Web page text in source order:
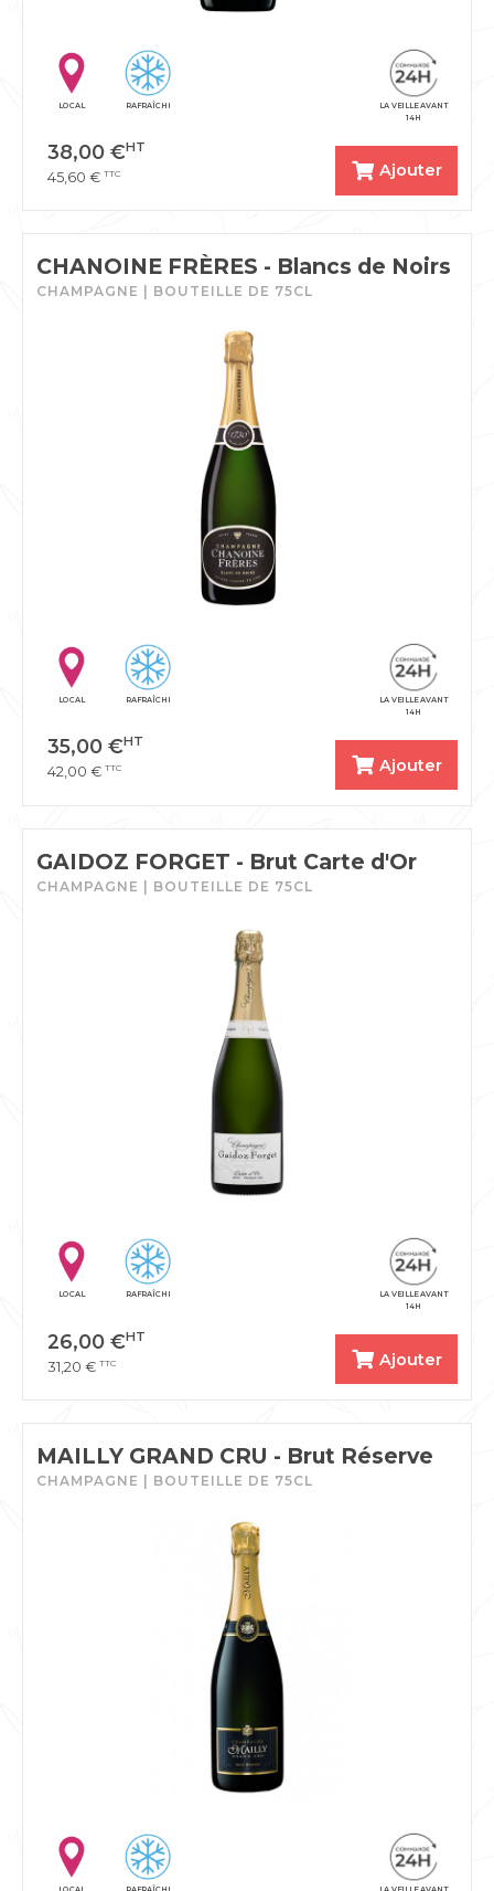
LA VEILLE AVANT
14H
LOCAL RAFRAÎCHI
38,00 €HT
45,60 € TTC Ajouter
CHANOINE FRÈRES - Blancs de Noirs
CHAMPAGNE | BOUTEILLE DE 75CL
LA VEILLE AVANT
14H
LOCAL RAFRAÎCHI
35,00 €HT
42,00 € TTC Ajouter
GAIDOZ FORGET - Brut Carte d'Or
CHAMPAGNE | BOUTEILLE DE 75CL
LA VEILLE AVANT
14H
LOCAL RAFRAÎCHI
26,00 €HT
31,20 € TTC Ajouter
MAILLY GRAND CRU - Brut Réserve
CHAMPAGNE | BOUTEILLE DE 75CL